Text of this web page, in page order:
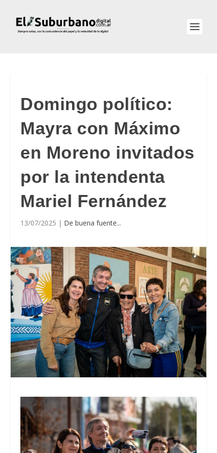
Domingo político:
Mayra con Máximo
en Moreno invitados
por la intendenta
Mariel Fernández
13/07/2025 | De buena fuente...